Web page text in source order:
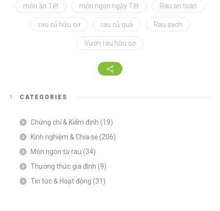
món ăn Tết món ngon ngày Tết Rau an toàn
rau củ hữu cơ rau củ quả Rau sạch
Vườn rau hữu cơ
CATEGORIES
Chứng chỉ & Kiểm định (19)
Kinh nghiệm & Chia sẻ(206)
Món ngon từ rau (34)
Thường thức gia đình (9)
Tin tức & Hoạt động (31)